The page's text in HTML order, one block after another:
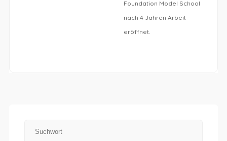
Foundation Model School
nach 4 Jahren Arbeit
eröffnet.